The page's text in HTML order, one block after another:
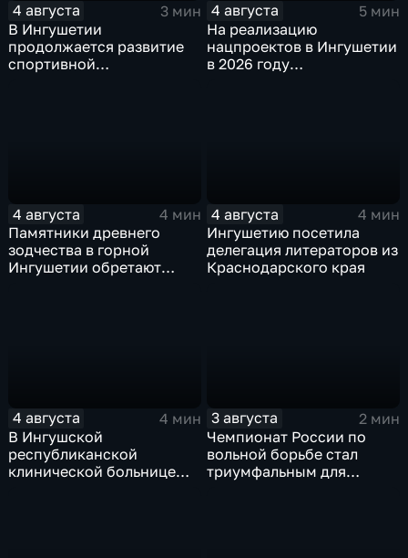
4 августа
3 мин
В Ингушетии
продолжается развитие
спортивной
4 августа
5 мин
На реализацию
нацпроектов в Ингушетии
в 2026 году
4 августа
4 мин
Памятники древнего
зодчества в горной
Ингушетии обретают
4 августа
4 мин
Ингушетию посетила
делегация литераторов из
Краснодарского края
4 августа
4 мин
В Ингушской
республиканской
клинической больнице
3 августа
2 мин
Чемпионат России по
вольной борьбе стал
триумфальным для